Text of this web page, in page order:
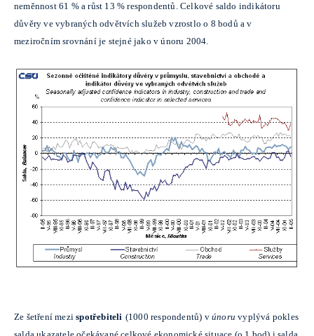
neměnnost 61 % a růst 13 % respondentů. Celkové saldo indikátoru
důvěry ve vybraných odvětvích služeb vzrostlo o 8 bodů a v
meziročním srovnání je stejné jako v únoru 2004.
Ze šetření mezispotřebiteli (1000 respondentů) vúnoruvyplývá pokles